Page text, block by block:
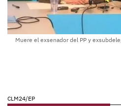
Muere el exsenador del PP y
CLM24/EP